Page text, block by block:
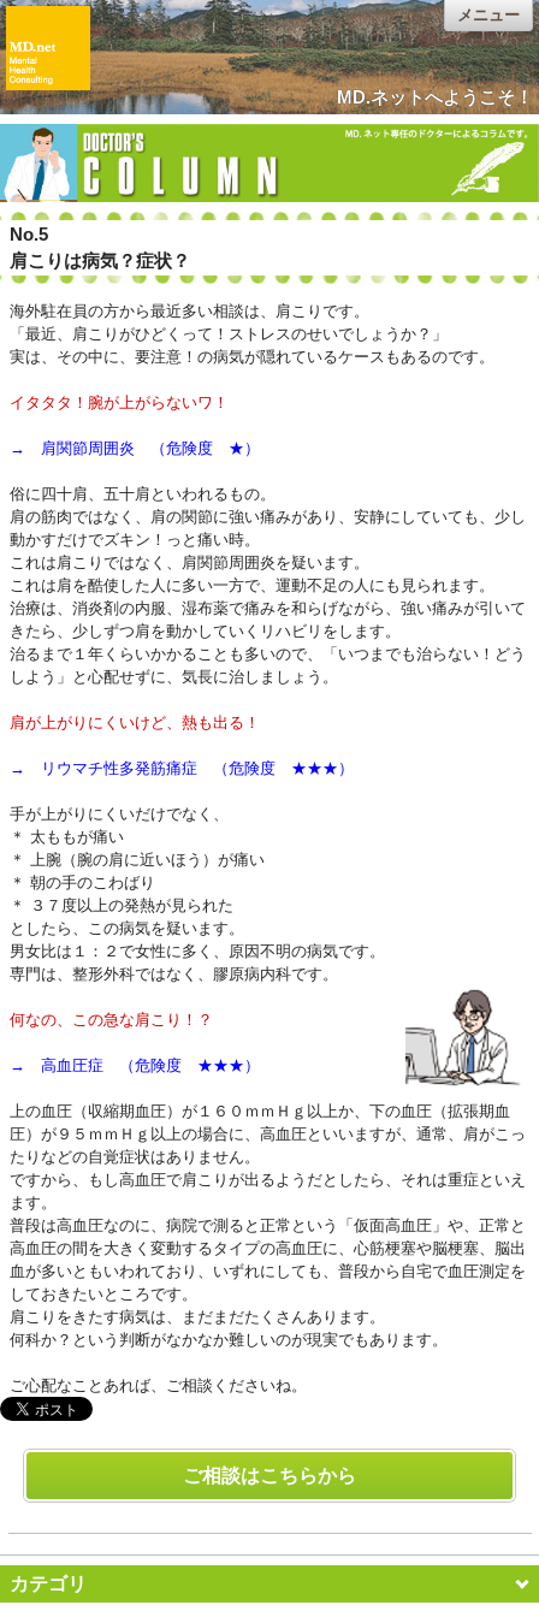
MD.ネットへようこそ！
メニュー
No.5
肩こりは病気？症状？
海外駐在員の方から最近多い相談は、肩こりです。
「最近、肩こりがひどくって！ストレスのせいでしょうか？」
実は、その中に、要注意！の病気が隠れているケースもあるのです。
イタタタ！腕が上がらないワ！
→ 肩関節周囲炎 （危険度 ★）
俗に四十肩、五十肩といわれるもの。
肩の筋肉ではなく、肩の関節に強い痛みがあり、安静にしていても、少し
動かすだけでズキン！っと痛い時。
これは肩こりではなく、肩関節周囲炎を疑います。
これは肩を酷使した人に多い一方で、運動不足の人にも見られます。
治療は、消炎剤の内服、湿布薬で痛みを和らげながら、強い痛みが引いて
きたら、少しずつ肩を動かしていくリハビリをします。
治るまで１年くらいかかることも多いので、「いつまでも治らない！どう
しよう」と心配せずに、気長に治しましょう。
肩が上がりにくいけど、熱も出る！
→ リウマチ性多発筋痛症 （危険度 ★★★）
手が上がりにくいだけでなく、
＊ 太ももが痛い
＊ 上腕（腕の肩に近いほう）が痛い
＊ 朝の手のこわばり
＊ ３７度以上の発熱が見られた
としたら、この病気を疑います。
男女比は１：２で女性に多く、原因不明の病気です。
専門は、整形外科ではなく、膠原病内科です。
何なの、この急な肩こり！？
→ 高血圧症 （危険度 ★★★）
上の血圧（収縮期血圧）が１６０ｍｍＨｇ以上か、下の血圧（拡張期血
圧）が９５ｍｍＨｇ以上の場合に、高血圧といいますが、通常、肩がこっ
たりなどの自覚症状はありません。
ですから、もし高血圧で肩こりが出るようだとしたら、それは重症といえ
ます。
普段は高血圧なのに、病院で測ると正常という「仮面高血圧」や、正常と
高血圧の間を大きく変動するタイプの高血圧に、心筋梗塞や脳梗塞、脳出
血が多いともいわれており、いずれにしても、普段から自宅で血圧測定を
しておきたいところです。
肩こりをきたす病気は、まだまだたくさんあります。
何科か？という判断がなかなか難しいのが現実でもあります。
ご心配なことあれば、ご相談くださいね。
ご相談はこちらから
カテゴリ